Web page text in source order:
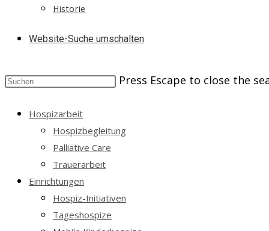
Historie
Website-Suche umschalten
Press Escape to close the
Hospizarbeit
Hospizbegleitung
Palliative Care
Trauerarbeit
Einrichtungen
Hospiz-Initiativen
Tageshospize